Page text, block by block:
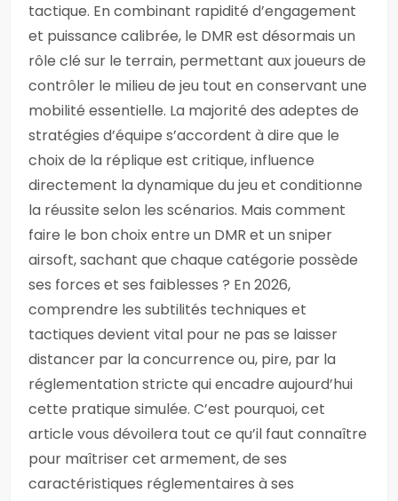
tactique. En combinant rapidité d’engagement
et puissance calibrée, le DMR est désormais un
rôle clé sur le terrain, permettant aux joueurs de
contrôler le milieu de jeu tout en conservant une
mobilité essentielle. La majorité des adeptes de
stratégies d’équipe s’accordent à dire que le
choix de la réplique est critique, influence
directement la dynamique du jeu et conditionne
la réussite selon les scénarios. Mais comment
faire le bon choix entre un DMR et un sniper
airsoft, sachant que chaque catégorie possède
ses forces et ses faiblesses ? En 2026,
comprendre les subtilités techniques et
tactiques devient vital pour ne pas se laisser
distancer par la concurrence ou, pire, par la
réglementation stricte qui encadre aujourd’hui
cette pratique simulée. C’est pourquoi, cet
article vous dévoilera tout ce qu’il faut connaître
pour maîtriser cet armement, de ses
caractéristiques réglementaires à ses